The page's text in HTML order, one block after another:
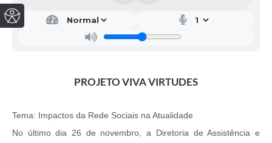
PROJETO VIVA VIRTUDES
Tema: Impactos da Rede Sociais na Atualidade
No último dia 26 de novembro, a Diretoria de Assistência e